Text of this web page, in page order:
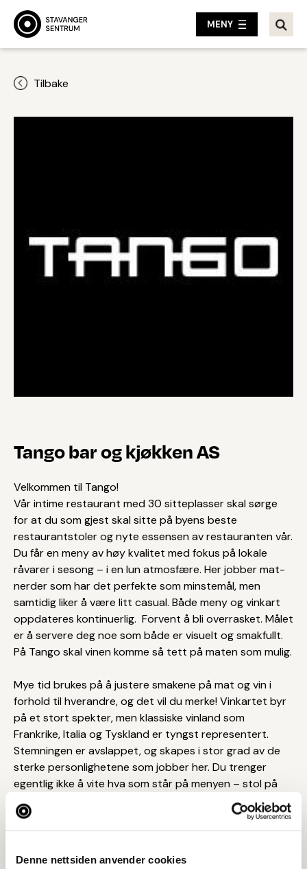
Denne nettsiden anvender cookies
MENY
Tilbake
Tango bar og kjøkken AS
Velkommen til Tango!
Vår intime restaurant med 30 sitteplasser skal sørge
for at du som gjest skal sitte på byens beste
restaurantstoler og nyte essensen av restauranten vår.
Du får en meny av høy kvalitet med fokus på lokale
råvarer i sesong – i en lun atmosfære. Her jobber mat-
nerder som har det perfekte som minstemål, men
samtidig liker å være litt casual. Både meny og vinkart
oppdateres kontinuerlig. Forvent å bli overrasket. Målet
er å servere deg noe som både er visuelt og smakfullt.
På Tango skal vinen komme så tett på maten som mulig.
Mye tid brukes på å justere smakene på mat og vin i
forhold til hverandre, og det vil du merke! Vinkartet byr
på et stort spekter, men klassiske vinland som
Frankrike, Italia og Tyskland er tyngst representert.
Stemningen er avslappet, og skapes i stor grad av de
sterke personlighetene som jobber her. Du trenger
egentlig ikke å vite hva som står på menyen – stol på
fagfolkene og deres ønske om å gjøre det aller beste ut
av sesongens råvarer. Alt handler om det du skal få på
tallerkenen og i glasset.
Åpningstider